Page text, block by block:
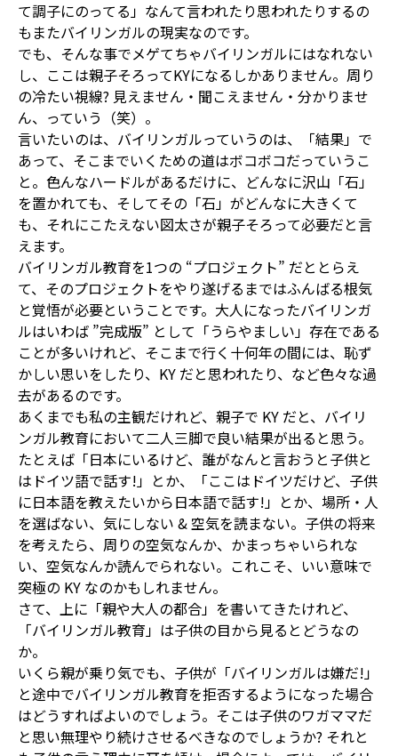
て調子にのってる」なんて言われたり思われたりするの
もまたバイリンガルの現実なのです。
でも、そんな事でメゲてちゃバイリンガルにはなれない
し、ここは親子そろってKYになるしかありません。周り
の冷たい視線? 見えません・聞こえません・分かりませ
ん、っていう（笑）。
言いたいのは、バイリンガルっていうのは、「結果」で
あって、そこまでいくための道はボコボコだっていうこ
と。色んなハードルがあるだけに、どんなに沢山「石」
を置かれても、そしてその「石」がどんなに大きくて
も、それにこたえない図太さが親子そろって必要だと言
えます。
バイリンガル教育を1つの “プロジェクト” だととらえ
て、そのプロジェクトをやり遂げるまではふんばる根気
と覚悟が必要ということです。大人になったバイリンガ
ルはいわば ”完成版” として「うらやましい」存在である
ことが多いけれど、そこまで行く十何年の間には、恥ず
かしい思いをしたり、KY だと思われたり、など色々な過
去があるのです。
あくまでも私の主観だけれど、親子で KY だと、バイリ
ンガル教育において二人三脚で良い結果が出ると思う。
たとえば「日本にいるけど、誰がなんと言おうと子供と
はドイツ語で話す!」とか、「ここはドイツだけど、子供
に日本語を教えたいから日本語で話す!」とか、場所・人
を選ばない、気にしない & 空気を読まない。子供の将来
を考えたら、周りの空気なんか、かまっちゃいられな
い、空気なんか読んでられない。これこそ、いい意味で
突極の KY なのかもしれません。
さて、上に「親や大人の都合」を書いてきたけれど、
「バイリンガル教育」は子供の目から見るとどうなの
か。
いくら親が乗り気でも、子供が「バイリンガルは嫌だ!」
と途中でバイリンガル教育を拒否するようになった場合
はどうすればよいのでしょう。そこは子供のワガママだ
と思い無理やり続けさせるべきなのでしょうか? それと